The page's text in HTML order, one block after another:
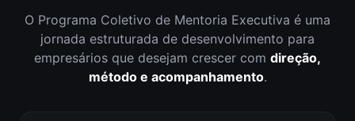
O Programa Coletivo de Mentoria Executiva é uma
jornada estruturada de desenvolvimento para
empresários que desejam crescer com direção,
método e acompanhamento.